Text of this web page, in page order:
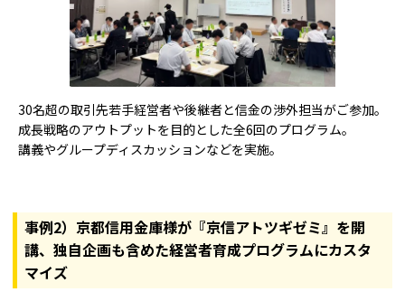
30名超の取引先若手経営者や後継者と信金の渉外担当がご参加。
成長戦略のアウトプットを目的とした全6回のプログラム。
講義やグループディスカッションなどを実施。
事例2）京都信用金庫様が『京信アトツギゼミ』を開
講、独自企画も含めた経営者育成プログラムにカスタ
マイズ